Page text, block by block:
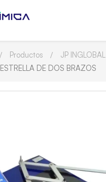
Productos
JP INGLOBAL
ESTRELLA DE DOS BRAZOS